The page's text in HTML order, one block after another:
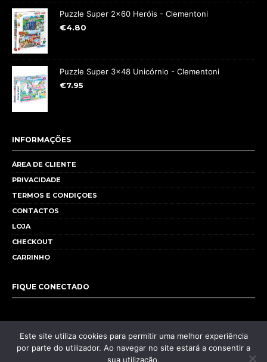
Puzzle Super 2x60 Heróis - Clementoni
€4.80
Puzzle Super 3x48 Unicórnio - Clementoni
€7.95
INFORMAÇÕES
ÁREA DE CLIENTE
PRIVACIDADE
TERMOS E CONDIÇOES
CONTACTOS
LOJA
CHECKOUT
CARRINHO
FIQUE CONECTADO
Este site utiliza cookies para permitir uma melhor experiência
por parte do utilizador. Ao navegar no site estará a consentir a
sua utilização.